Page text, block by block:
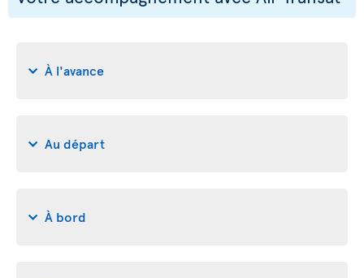
À l'avance
Au départ
À bord